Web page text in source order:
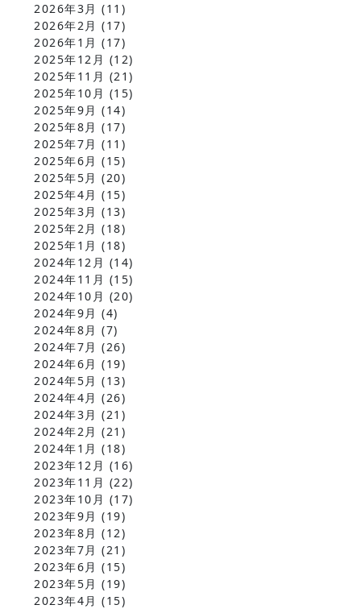
2026年3月 (11)
2026年2月 (17)
2026年1月 (17)
2025年12月 (12)
2025年11月 (21)
2025年10月 (15)
2025年9月 (14)
2025年8月 (17)
2025年7月 (11)
2025年6月 (15)
2025年5月 (20)
2025年4月 (15)
2025年3月 (13)
2025年2月 (18)
2025年1月 (18)
2024年12月 (14)
2024年11月 (15)
2024年10月 (20)
2024年9月 (4)
2024年8月 (7)
2024年7月 (26)
2024年6月 (19)
2024年5月 (13)
2024年4月 (26)
2024年3月 (21)
2024年2月 (21)
2024年1月 (18)
2023年12月 (16)
2023年11月 (22)
2023年10月 (17)
2023年9月 (19)
2023年8月 (12)
2023年7月 (21)
2023年6月 (15)
2023年5月 (19)
2023年4月 (15)